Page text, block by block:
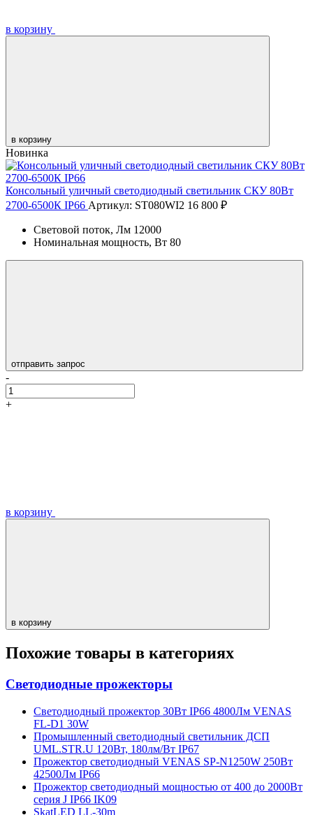
в корзину
в корзину
Новинка
Консольный уличный светодиодный светильник СКУ 80Вт
2700-6500К IP66 Артикул: ST080WI2 16 800 ₽
Световой поток, Лм 12000
Номинальная мощность, Вт 80
отправить запрос
-
+
в корзину
в корзину
Похожие товары в категориях
Светодиодные прожекторы
Cветодиодный прожектор 30Вт IP66 4800Лм VENAS
FL-D1 30W
Промышленный светодиодный светильник ДСП
UML.STR.U 120Вт, 180лм/Вт IP67
Прожектор светодиодный VENAS SP-N1250W 250Вт
42500Лм IP66
Прожектор светодиодный мощностью от 400 до 2000Вт
серия J IP66 IK09
SkatLED LL-30m